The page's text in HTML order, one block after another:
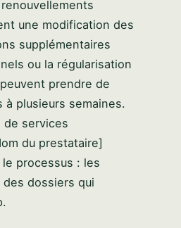
une modification des
supplémentaires
ou la régularisation
prendre de
à plusieurs semaines.
de services
du prestataire]
processus : les
dossiers qui